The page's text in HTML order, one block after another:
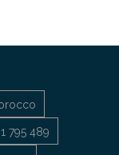
795 489